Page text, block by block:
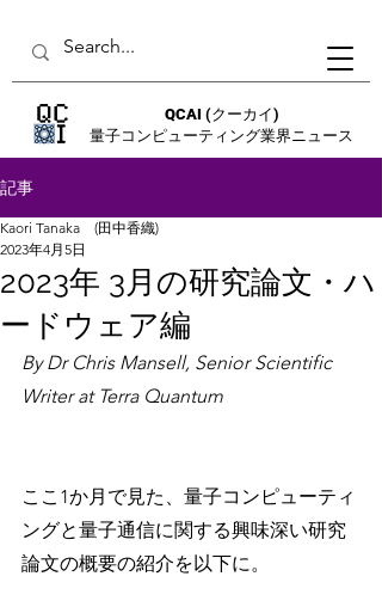
QCAI (クーカイ)
量子コンピューティング業界ニュース
記事
2023年 3月の研究論文・ハ
ードウェア編
Kaori Tanaka (田中香織)
2023年4月5日
By Dr Chris Mansell, Senior Scientific
Writer at Terra Quantum
ここ1か月で見た、量子コンピューティ
ングと量子通信に関する興味深い研究
論文の概要の紹介を以下に。